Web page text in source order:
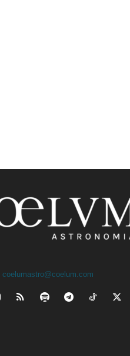
coelumastro@coelum.com